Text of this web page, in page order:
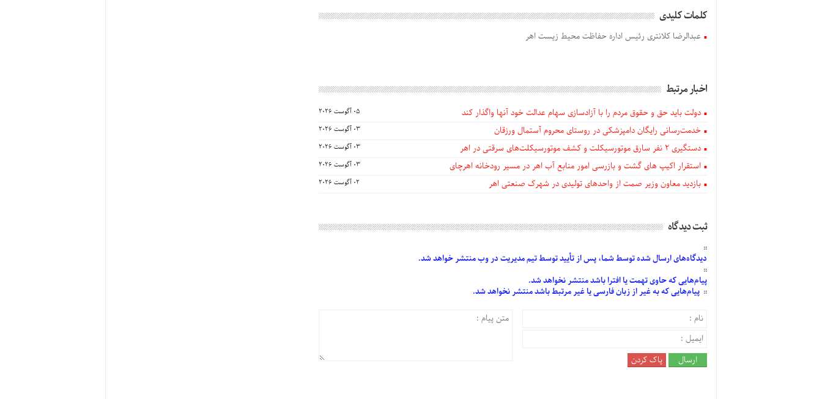
کلمات کلیدی
عبدالرضا کلانتری رئیس اداره حفاظت محیط زیست اهر
اخبار مرتبط
دولت باید حق و حقوق مردم را با آزادسازی سهام عدالت خود آنها واگذار کند 05 آگوست 2026
خدمت‌رسانی رایگان دامپزشکی در روستای محروم آستمال ورزقان 03 آگوست 2026
دستگيری ۲ نفر سارق موتورسیکلت و کشف موتورسیکلت‌های سرقتی در اهر 03 آگوست 2026
استقرار اکیپ های گشت و بازرسی امور منابع آب اهر در مسیر رودخانه اهرچای 03 آگوست 2026
بازدید معاون وزیر صمت از واحدهای تولیدی در شهرک صنعتی اهر 02 آگوست 2026
ثبت دیدگاه
دیدگاه‌هایارسالشدهتوسط شما، پس از تأییدتوسط تیم مدیریت در وب منتشر خواهد شد.
پیام‌هاییکه حاوی تهمت یا افترا باشد منتشر نخواهد شد.
پیام‌هاییکه به غیر از زبان فارسی یا غیر مرتبط باشد منتشر نخواهد شد.